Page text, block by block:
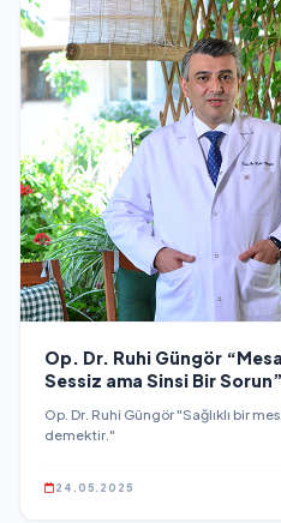
Op. Dr. Ruhi Güngör
Sessiz ama Sinsi Bir Sorun”
Op. Dr. Ruhi Güngör "Sağlıklı bir
demektir."
24.05.2025